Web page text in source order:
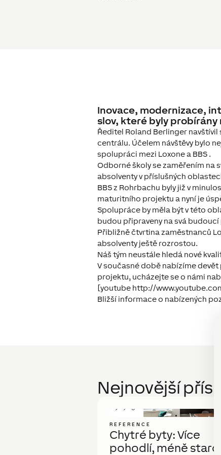
Inovace, modernizace,
slov, které byly
Ředitel Roland Berlinger
centrálu. Účelem návštěvy bylo
spolupráci mezi Loxone a BBS .
Odborné školy se zaměřením
absolventy v příslušných
BBS z Rohrbachu byly již v
maturitního projektu a nyní je
Spolupráce by měla být v této
budou připraveny na svá budoucí
Přibližně čtvrtina zaměstnanců
absolventy ještě rozrostou.
Náš tým neustále hledá nové
V současné době nabízíme
projektu, ucházejte se o námi
[youtube http://
Bližší informace o nabízených
Nejnovější
REFERENCE
Chytré byty: Více
pohodlí, méně